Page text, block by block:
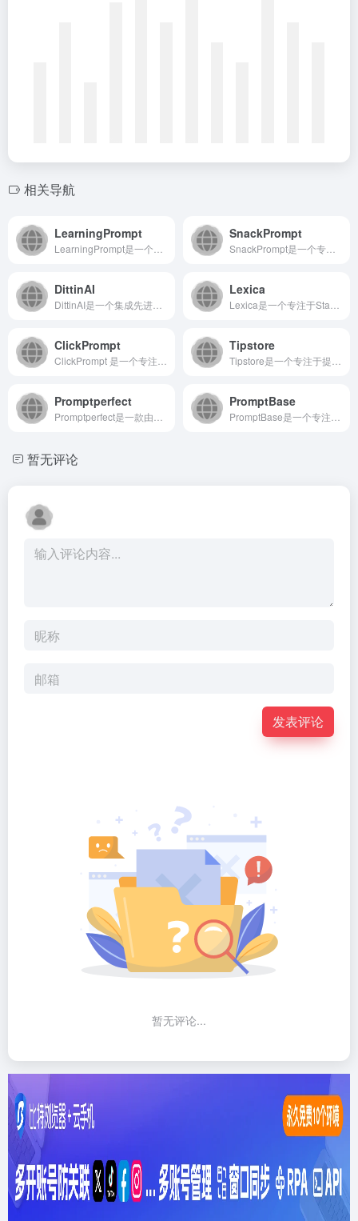
相关导航
LearningPrompt SnackPrompt
DittinAI Lexica
ClickPrompt Tipstore
Promptperfect PromptBase
暂无评论
发表评论
暂无评论...